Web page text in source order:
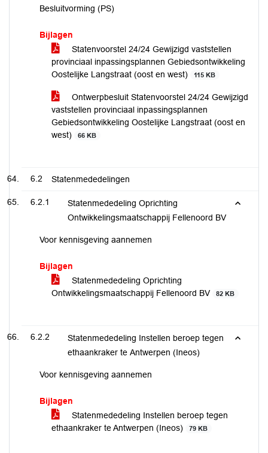
Besluitvorming (PS)
Bijlagen
Statenvoorstel 24/24 Gewijzigd vaststellen
provinciaal inpassingsplannen Gebiedsontwikkeling
Oostelijke Langstraat (oost en west)
115 KB
Ontwerpbesluit Statenvoorstel 24/24 Gewijzigd
vaststellen provinciaal inpassingsplannen
Gebiedsontwikkeling Oostelijke Langstraat (oost en
west)
66 KB
6.2 Statenmededelingen
6.2.1
Statenmededeling Oprichting
Ontwikkelingsmaatschappij Fellenoord BV
Voor kennisgeving aannemen
Bijlagen
Statenmededeling Oprichting
Ontwikkelingsmaatschappij Fellenoord BV
82 KB
6.2.2
Statenmededeling Instellen beroep tegen
ethaankraker te Antwerpen (Ineos)
Voor kennisgeving aannemen
Bijlagen
Statenmededeling Instellen beroep tegen
ethaankraker te Antwerpen (Ineos)
79 KB